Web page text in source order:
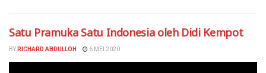
Satu Pramuka Satu Indonesia oleh Didi Kempot
BY RICHARD ABDULLOH 6 MEI 2020